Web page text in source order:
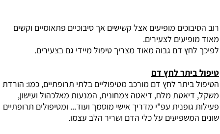
רוב הסיבוכים מופיעים אצל קשישים אך סיבוכיים פתאומיים וקשים
מאוד מופיעים לצעירים.
לפיכך לחץ דם גבוה מאוד מצריך טיפול מיידי גם בצעירים.
טיפול ביתר לחץ דם
הטיפול ביתר לחץ דם מורכב מטיפוליים בלתי תרופתיים, כמו: הורדת
משקל, דיאטת מלח, דיאטה צמחונית, המנעות מאלכהול ועישון,
פעילות גופנית עפ"י מדריך אישי מוסמך ועוד... ומטיפולים תרופתיים
שונים המשפיעים על כלי הדם ושריר הלב עצמו.